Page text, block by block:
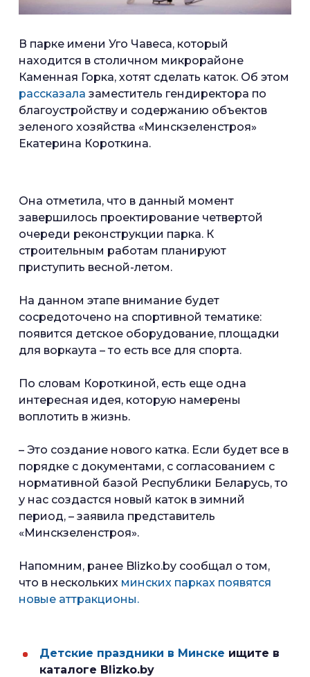
В парке имени Уго Чавеса, который
находится в столичном микрорайоне
Каменная Горка, хотят сделать каток. Об этом
рассказала заместитель гендиректора по
благоустройству и содержанию объектов
зеленого хозяйства «Минскзеленстроя»
Екатерина Короткина.
Она отметила, что в данный момент
завершилось проектирование четвертой
очереди реконструкции парка. К
строительным работам планируют
приступить весной-летом.
На данном этапе внимание будет
сосредоточено на спортивной тематике:
появится детское оборудование, площадки
для воркаута – то есть все для спорта.
По словам Короткиной, есть еще одна
интересная идея, которую намерены
воплотить в жизнь.
– Это создание нового катка. Если будет все в
порядке с документами, с согласованием с
нормативной базой Республики Беларусь, то
у нас создастся новый каток в зимний
период, – заявила представитель
«Минскзеленстроя».
Напомним, ранее Blizko.by сообщал о том,
что в нескольких минских парках появятся
новые аттракционы.
Детские праздники в Минске ищите в
каталоге Blizko.by